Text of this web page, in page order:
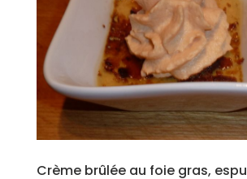
Crème brûlée au foie gras,